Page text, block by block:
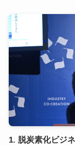
1. 脱炭素化ビジ